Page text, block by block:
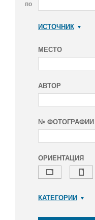
по
ИСТОЧНИК
МЕСТО
АВТОР
№ ФОТОГРАФИИ
ОРИЕНТАЦИЯ
КАТЕГОРИИ